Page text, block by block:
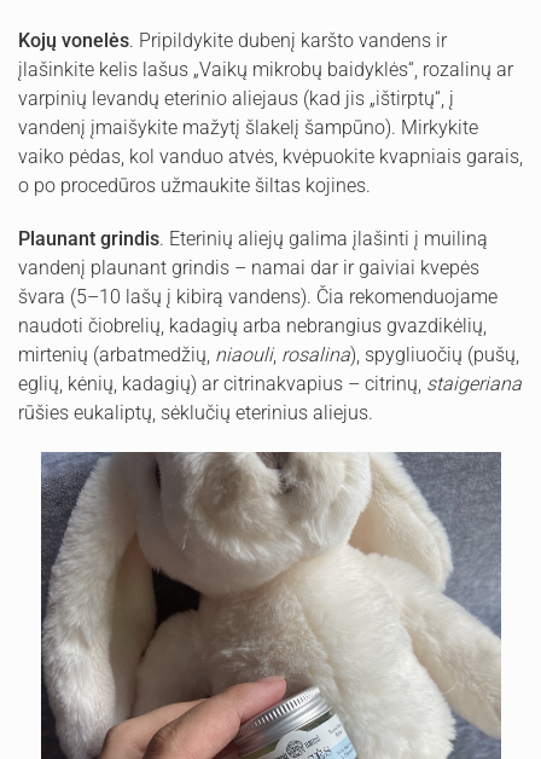
Kojų vonelės. Pripildykite dubenį karšto vandens ir
įlašinkite kelis lašus „Vaikų mikrobų baidyklės“, rozalinų ar
varpinių levandų eterinio aliejaus (kad jis „ištirptų“, į
vandenį įmaišykite mažytį šlakelį šampūno). Mirkykite
vaiko pėdas, kol vanduo atvės, kvėpuokite kvapniais garais,
o po procedūros užmaukite šiltas kojines.
Plaunant grindis. Eterinių aliejų galima įlašinti į muiliną
vandenį plaunant grindis – namai dar ir gaiviai kvepės
švara (5–10 lašų į kibirą vandens). Čia rekomenduojame
naudoti čiobrelių, kadagių arba nebrangius gvazdikėlių,
mirtenių (arbatmedžių, niaouli, rosalina), spygliuočių (pušų,
eglių, kėnių, kadagių) ar citrinakvapius – citrinų, staigeriana
rūšies eukaliptų, sėklučių eterinius aliejus.